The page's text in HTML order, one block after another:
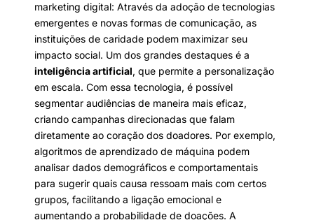
marketing digital: Através da adoção de tecnologias
emergentes e novas formas de comunicação, as
instituições de caridade podem maximizar seu
impacto social. Um dos grandes destaques é a
inteligência artificial, que permite a personalização
em escala. Com essa tecnologia, é possível
segmentar audiências de maneira mais eficaz,
criando campanhas direcionadas que falam
diretamente ao coração dos doadores. Por exemplo,
algoritmos de aprendizado de máquina podem
analisar dados demográficos e comportamentais
para sugerir quais causa ressoam mais com certos
grupos, facilitando a ligação emocional e
aumentando a probabilidade de doações. A